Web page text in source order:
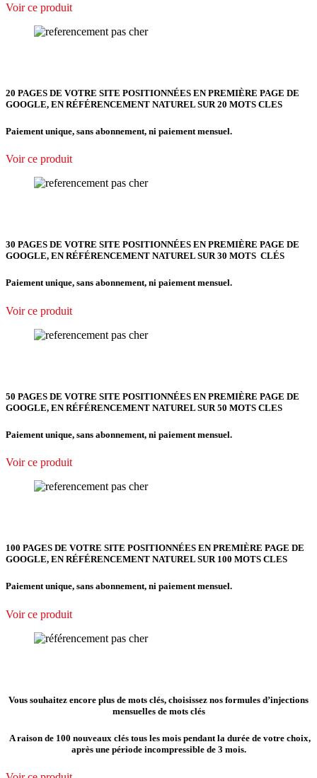
Voir ce produit
20 PAGES DE VOTRE SITE POSITIONNÉES EN PREMIÈRE PAGE DE
GOOGLE, EN RÉFÉRENCEMENT NATUREL SUR 20 MOTS CLES
Paiement unique, sans abonnement, ni paiement mensuel.
Voir ce produit
30 PAGES DE VOTRE SITE POSITIONNÉES EN PREMIÈRE PAGE DE
GOOGLE, EN RÉFÉRENCEMENT NATUREL SUR 30 MOTS CLÉS
Paiement unique, sans abonnement, ni paiement mensuel.
Voir ce produit
50 PAGES DE VOTRE SITE POSITIONNÉES EN PREMIÈRE PAGE DE
GOOGLE, EN RÉFÉRENCEMENT NATUREL SUR 50 MOTS CLES
Paiement unique, sans abonnement, ni paiement mensuel.
Voir ce produit
100 PAGES DE VOTRE SITE POSITIONNÉES EN PREMIÈRE PAGE DE
GOOGLE, EN RÉFÉRENCEMENT NATUREL SUR 100 MOTS CLES
Paiement unique, sans abonnement, ni paiement mensuel.
Voir ce produit
Vous souhaitez encore plus de mots clés, choisissez nos formules d’injections
mensuelles de mots clés
A raison de 100 nouveaux clés tous les mois pendant la durée de votre choix,
après une période incompressible de 3 mois.